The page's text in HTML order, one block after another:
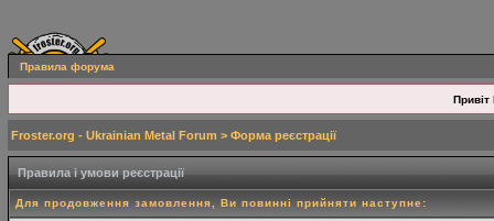
Правила форума
Привіт
Froster.org - Ukrainian Metal Forum > Форма реєстрації
Правила і умови реєстрації
Для продовження замовлення, Ви повинні прийняти наступне: